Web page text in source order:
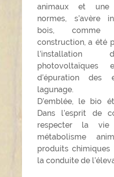
animaux et une
normes, s’avère
bois, comme
construction, a été
l’installation
d’épuration des
lagunage.
D’emblée, le bio
Dans l’esprit de
respecter la
métabolisme
produits
la conduite de